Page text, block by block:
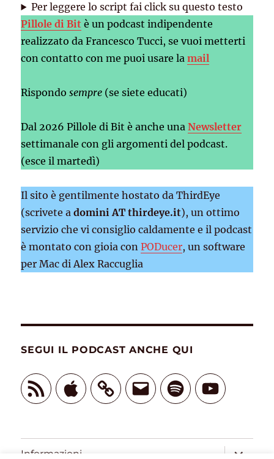
Per leggere lo script fai click su questo testo
Pillole di Bit è un podcast indipendente
realizzato da Francesco Tucci, se vuoi metterti
con contatto con me puoi usare lamail
Rispondosempre (se siete educati)
Dal 2026 Pillole di Bit è anche unaNewsletter
settimanale con gli argomenti del podcast.
(esce il martedì)
Il sito è gentilmente hostato da ThirdEye
(scrivete adomini AT thirdeye.it), un ottimo
servizio che vi consiglio caldamente e il podcast
è montato con gioia conPODucer, un software
per Mac di Alex Raccuglia
SEGUI IL PODCAST ANCHE QUI
Feed
RSS
Apple Email Spotify YouTube
Informazioni
apri